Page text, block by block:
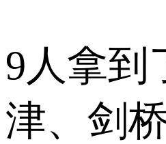
9人拿到
津、剑